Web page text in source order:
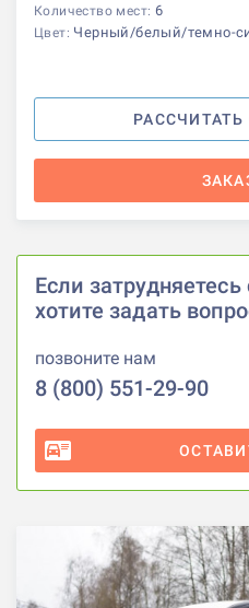
Количество мест: 6
Цвет: Черный/белый/темно-
Если
хотите задать
позвоните нам
8 (800) 551-29-90